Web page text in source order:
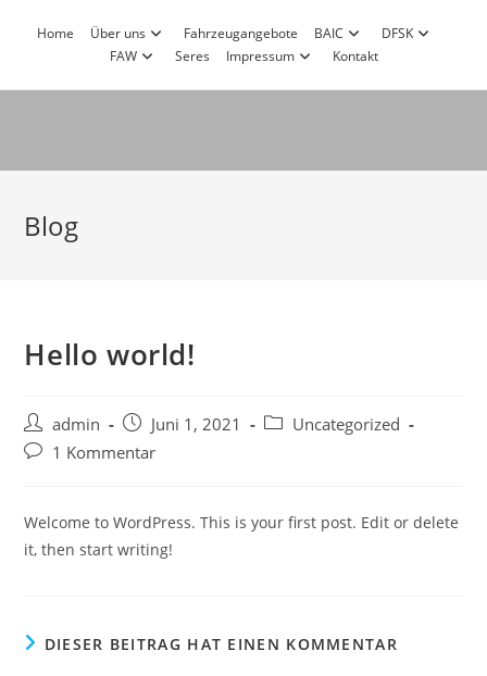
InhaltHome Über uns Fahrzeugangebote BAIC
DFSK
FAW
Seres Impressum Kontakt
Blog
Hello world!
Beitrags-
Autor:
admin
Beitrag
veröffentlicht:
Juni 1, 2021
Beitrags-
Uncategorized
Beitrags-
1 Kommentar
Welcome to WordPress. This is your first post. Edit or delete
it, then start writing!
DIESER BEITRAG HAT EINEN KOMMENTAR